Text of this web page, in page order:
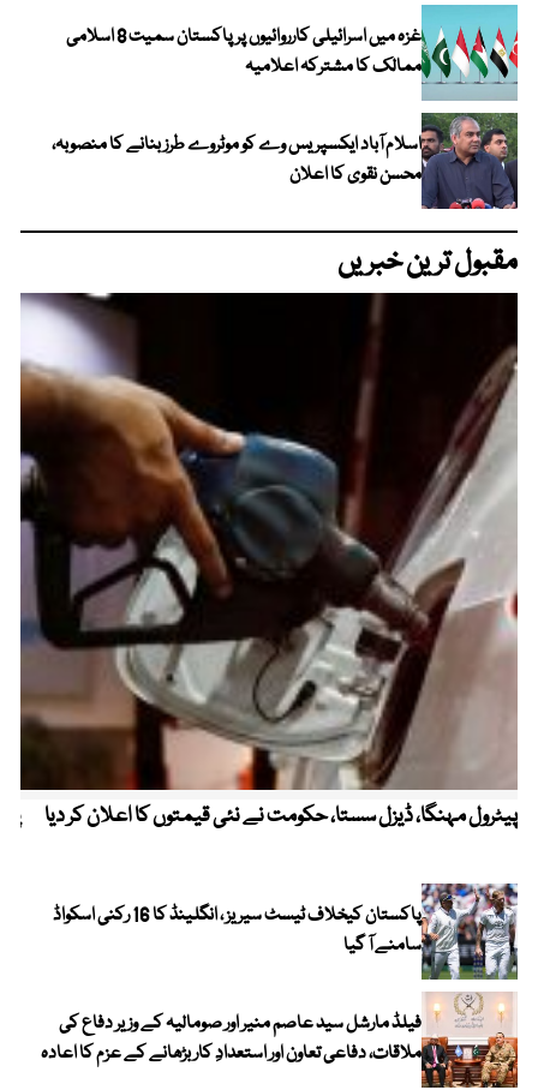
غزہ میں اسرائیلی کارروائیوں پر پاکستان سمیت 8 اسلامی
ممالک کا مشترکہ اعلامیہ
اسلام آباد ایکسپریس وے کو موٹروے طرز بنانے کا منصوبہ،
محسن نقوی کا اعلان
مقبول ترین خبریں
پیٹرول مہنگا، ڈیزل سستا، حکومت نے نئی قیمتوں کا اعلان کر دیا
پاکستان کیخلاف ٹیسٹ سیریز ، انگلینڈ کا 16 رکنی اسکواڈ
سامنے آ گیا
فیلڈ مارشل سید عاصم منیر اور صومالیہ کے وزیر دفاع کی
ملاقات، دفاعی تعاون اور استعدادِ کار بڑھانے کے عزم کا اعادہ